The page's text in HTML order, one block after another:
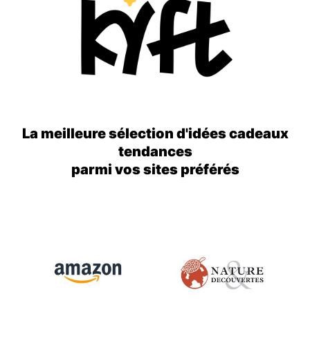
La meilleure sélection d'idées cadeaux
tendances
parmi vos sites préférés